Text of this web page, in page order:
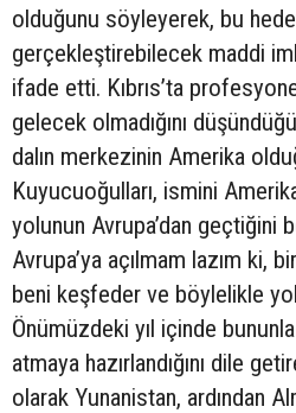
olduğunu söyleyerek, bu
gerçekleştirebilecek maddi
ifade etti. Kıbrıs’ta
gelecek olmadığını
dalın merkezinin Amerika
Kuyucuoğulları, ismini
yolunun Avrupa’dan geçtiğini
Avrupa’ya açılmam lazım ki,
beni keşfeder ve böylelikle
Önümüzdeki yıl içinde
atmaya hazırlandığını dile
olarak Yunanistan, ardından